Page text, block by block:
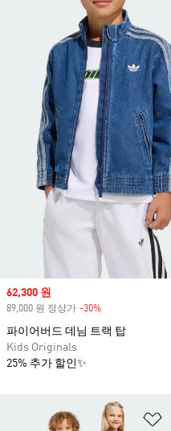
Sale price
62,300 원
89,000 원 정상가 -30%
파이어버드 데님 트랙 탑
Kids Originals
25% 추가 할인✨